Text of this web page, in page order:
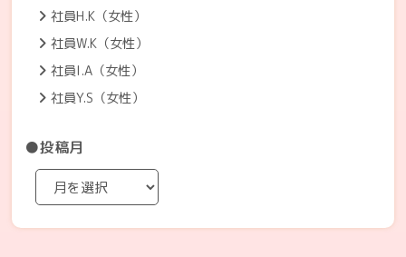
社員H.K（女性）
社員W.K（女性）
社員I.A（女性）
社員Y.S（女性）
●投稿月